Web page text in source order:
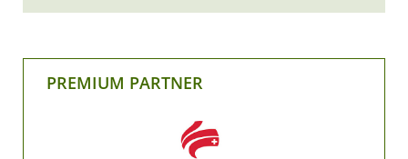
PREMIUM PARTNER